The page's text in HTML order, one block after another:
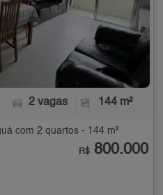
2 vagas 144 m²
com 2 quartos - 144 m²
R$ 800.000